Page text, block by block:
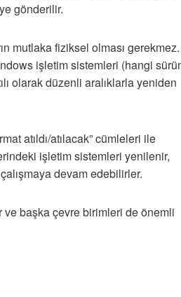
gönderilir.
mutlaka fiziksel olması gerekmez.
işletim sistemleri (hangi
olarak düzenli aralıklarla yeniden
atıldı/atılacak” cümleleri ile
işletim sistemleri yenilenir,
devam edebilirler.
ve başka çevre birimleri de önemli